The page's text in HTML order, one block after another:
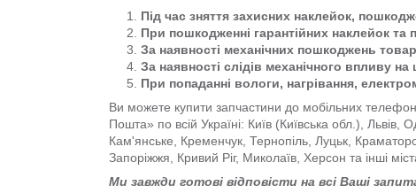
Під час зняття захисних наклейок,
При пошкодженні гарантійних наклейок
За наявності механічних пошкоджень
За наявності слідів механічного впливу
При попаданні вологи, нагрівання,
Ви можете купити запчастини до мобільних
Пошта» по всій Україні: Київ (Київська обл.), Львів,
Кам'янське, Кременчук, Тернопіль, Луцьк,
Запоріжжя, Кривий Ріг, Миколаїв, Херсон та інші
Ми завжди готові відповісти на всі Ваші